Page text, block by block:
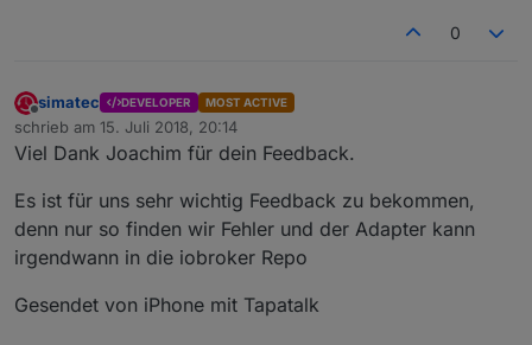
0
Offline
simatec DEVELOPER MOST ACTIVE
schrieb am 15. Juli 2018, 20:14
zuletzt editiert von
Viel Dank Joachim für dein Feedback.
Es ist für uns sehr wichtig Feedback zu bekommen,
denn nur so finden wir Fehler und der Adapter kann
irgendwann in die iobroker Repo
Gesendet von iPhone mit Tapatalk